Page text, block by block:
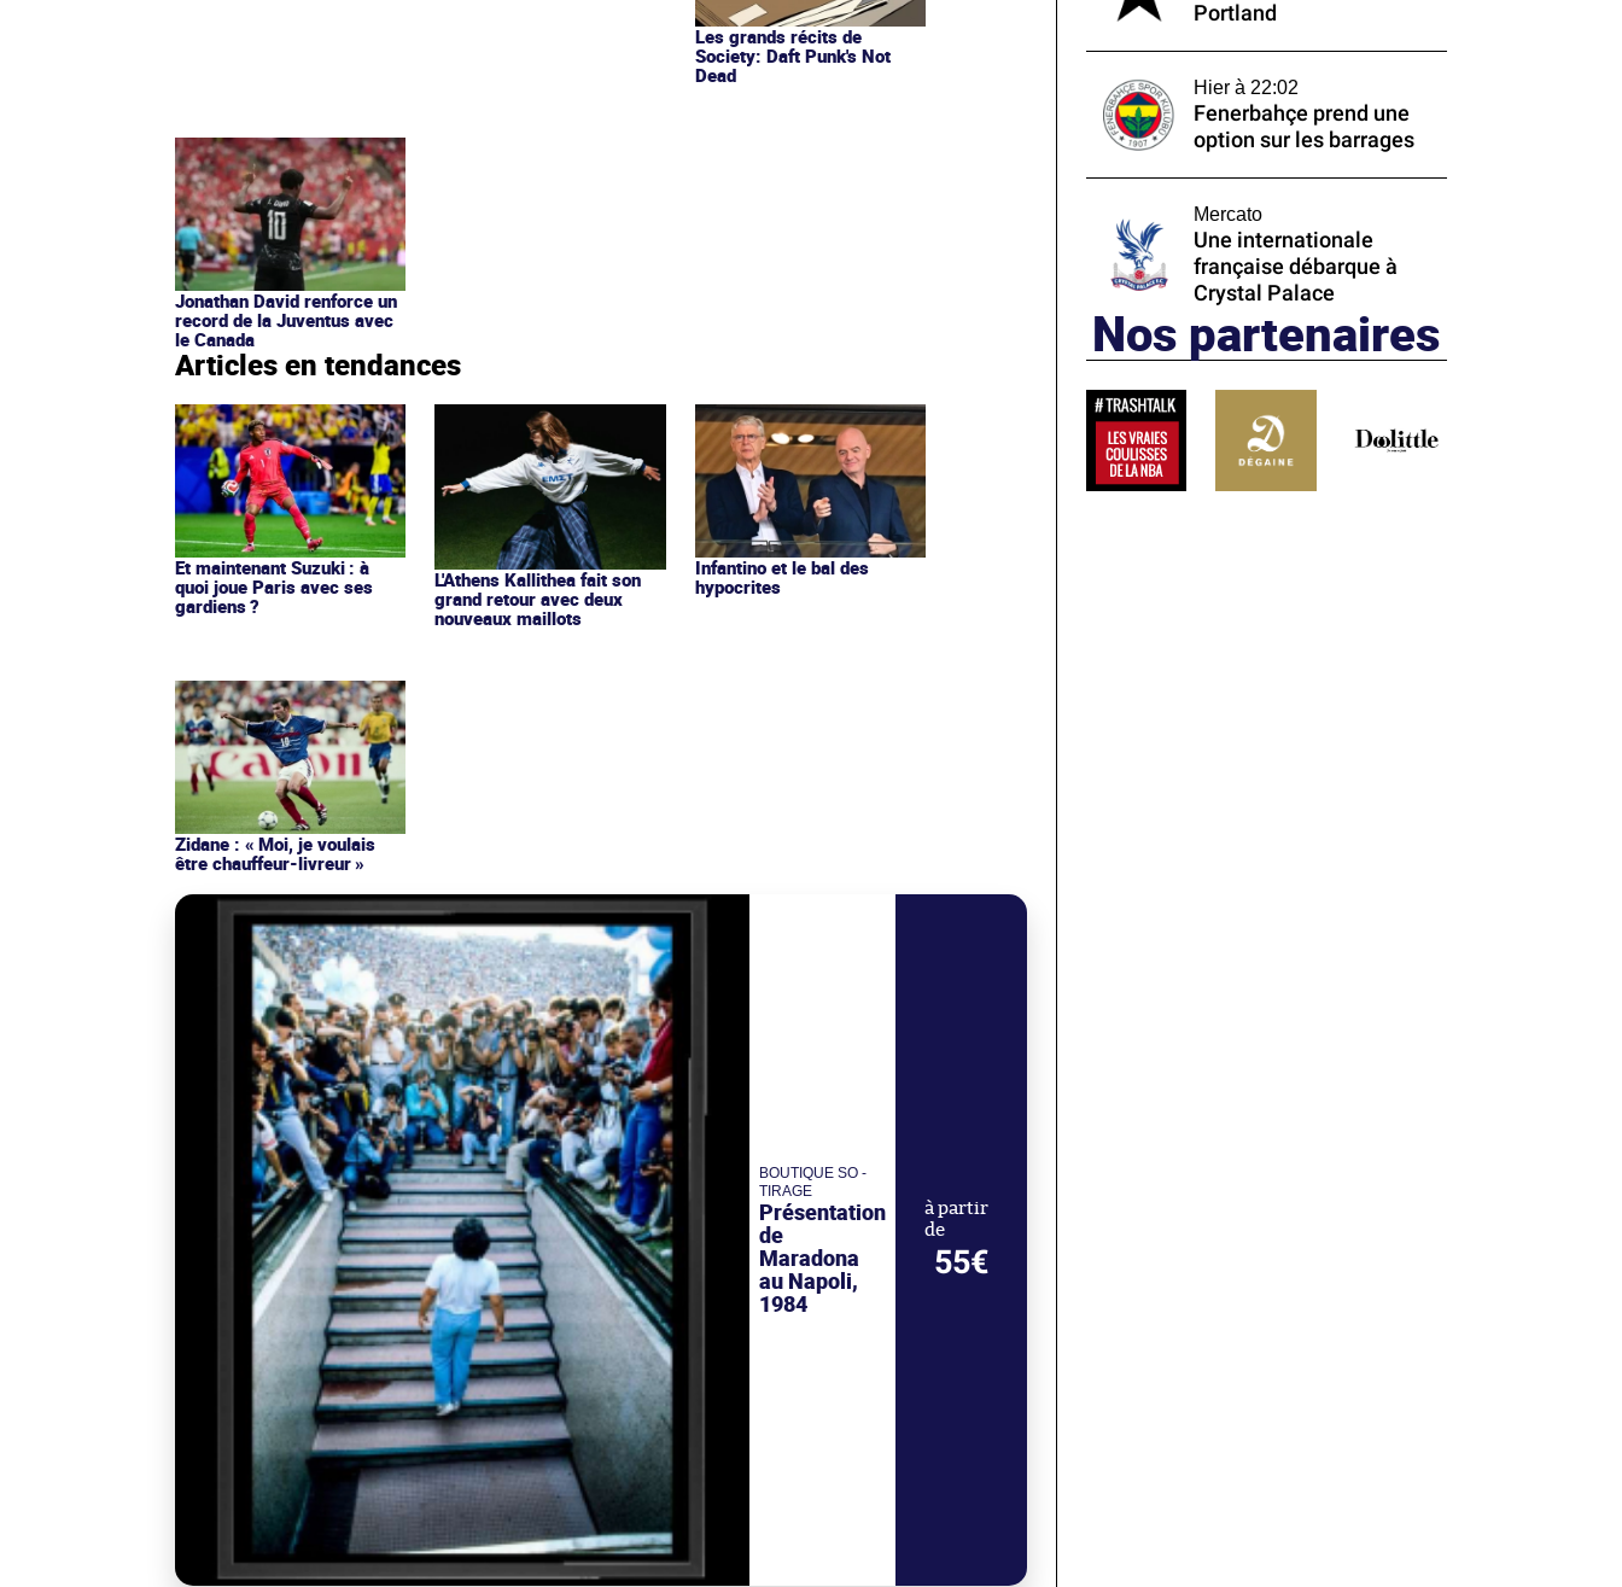
Les grands récits de
Society: Daft Punk's Not
Dead
Jonathan David renforce un
record de la Juventus avec
le Canada
Articles en tendances
Et maintenant Suzuki : à
quoi joue Paris avec ses
gardiens ?
L'Athens Kallithea fait son
grand retour avec deux
nouveaux maillots
Infantino et le bal des
hypocrites
Zidane : « Moi, je voulais
être chauffeur-livreur »
BOUTIQUE SO -
TIRAGE
Présentation
de
Maradona
au Napoli,
1984
à partir
de
55€
Portland
Hier à 22:02
Fenerbahçe prend une
option sur les barrages
Mercato
Une internationale
française débarque à
Crystal Palace
Nos partenaires